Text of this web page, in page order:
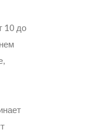
10 до